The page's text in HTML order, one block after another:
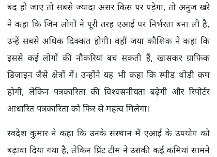
बंद हो जाए तो सबसे ज्यादा असर किस पर पड़ेगा, तो अनुज खरे
ने कहा कि जिन लोगों ने पूरी तरह एआई पर निर्भरता बना ली है,
उन्हें सबसे अधिक दिक्कत होगी। वहीं जया कौशिक ने कहा कि
इससे कई लोगों की नौकरियां बच सकती हैं, खासकर ग्राफिक
डिजाइन जैसे क्षेत्रों में। उन्होंने यह भी कहा कि स्पीड थोड़ी कम
होगी, लेकिन पत्रकारिता की विश्वसनीयता बढ़ेगी और रिपोर्टर
आधारित पत्रकारिता को फिर से महत्व मिलेगा।
स्वदेश कुमार ने कहा कि उनके संस्थान में एआई के उपयोग को
बढ़ावा दिया गया है, लेकिन प्रिंट टीम ने उसकी कई कमियां सामने